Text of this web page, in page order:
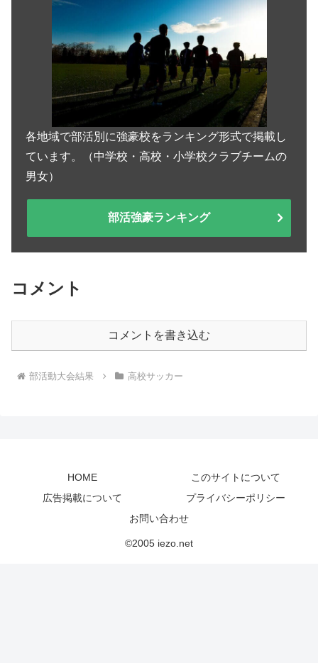
各地域で部活別に強豪校をランキング形式で掲載し
ています。（中学校・高校・小学校クラブチームの
男女）
部活強豪ランキング
コメント
コメントを書き込む
部活動大会結果 高校サッカー
HOME
このサイトについて
広告掲載について
プライバシーポリシー
お問い合わせ
©2005 iezo.net